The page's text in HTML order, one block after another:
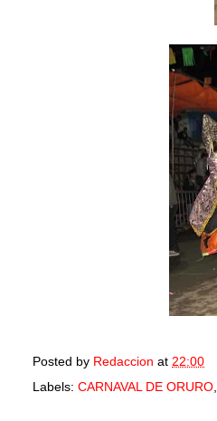
Posted by Redaccion at 22:00
Labels: CARNAVAL DE ORURO,